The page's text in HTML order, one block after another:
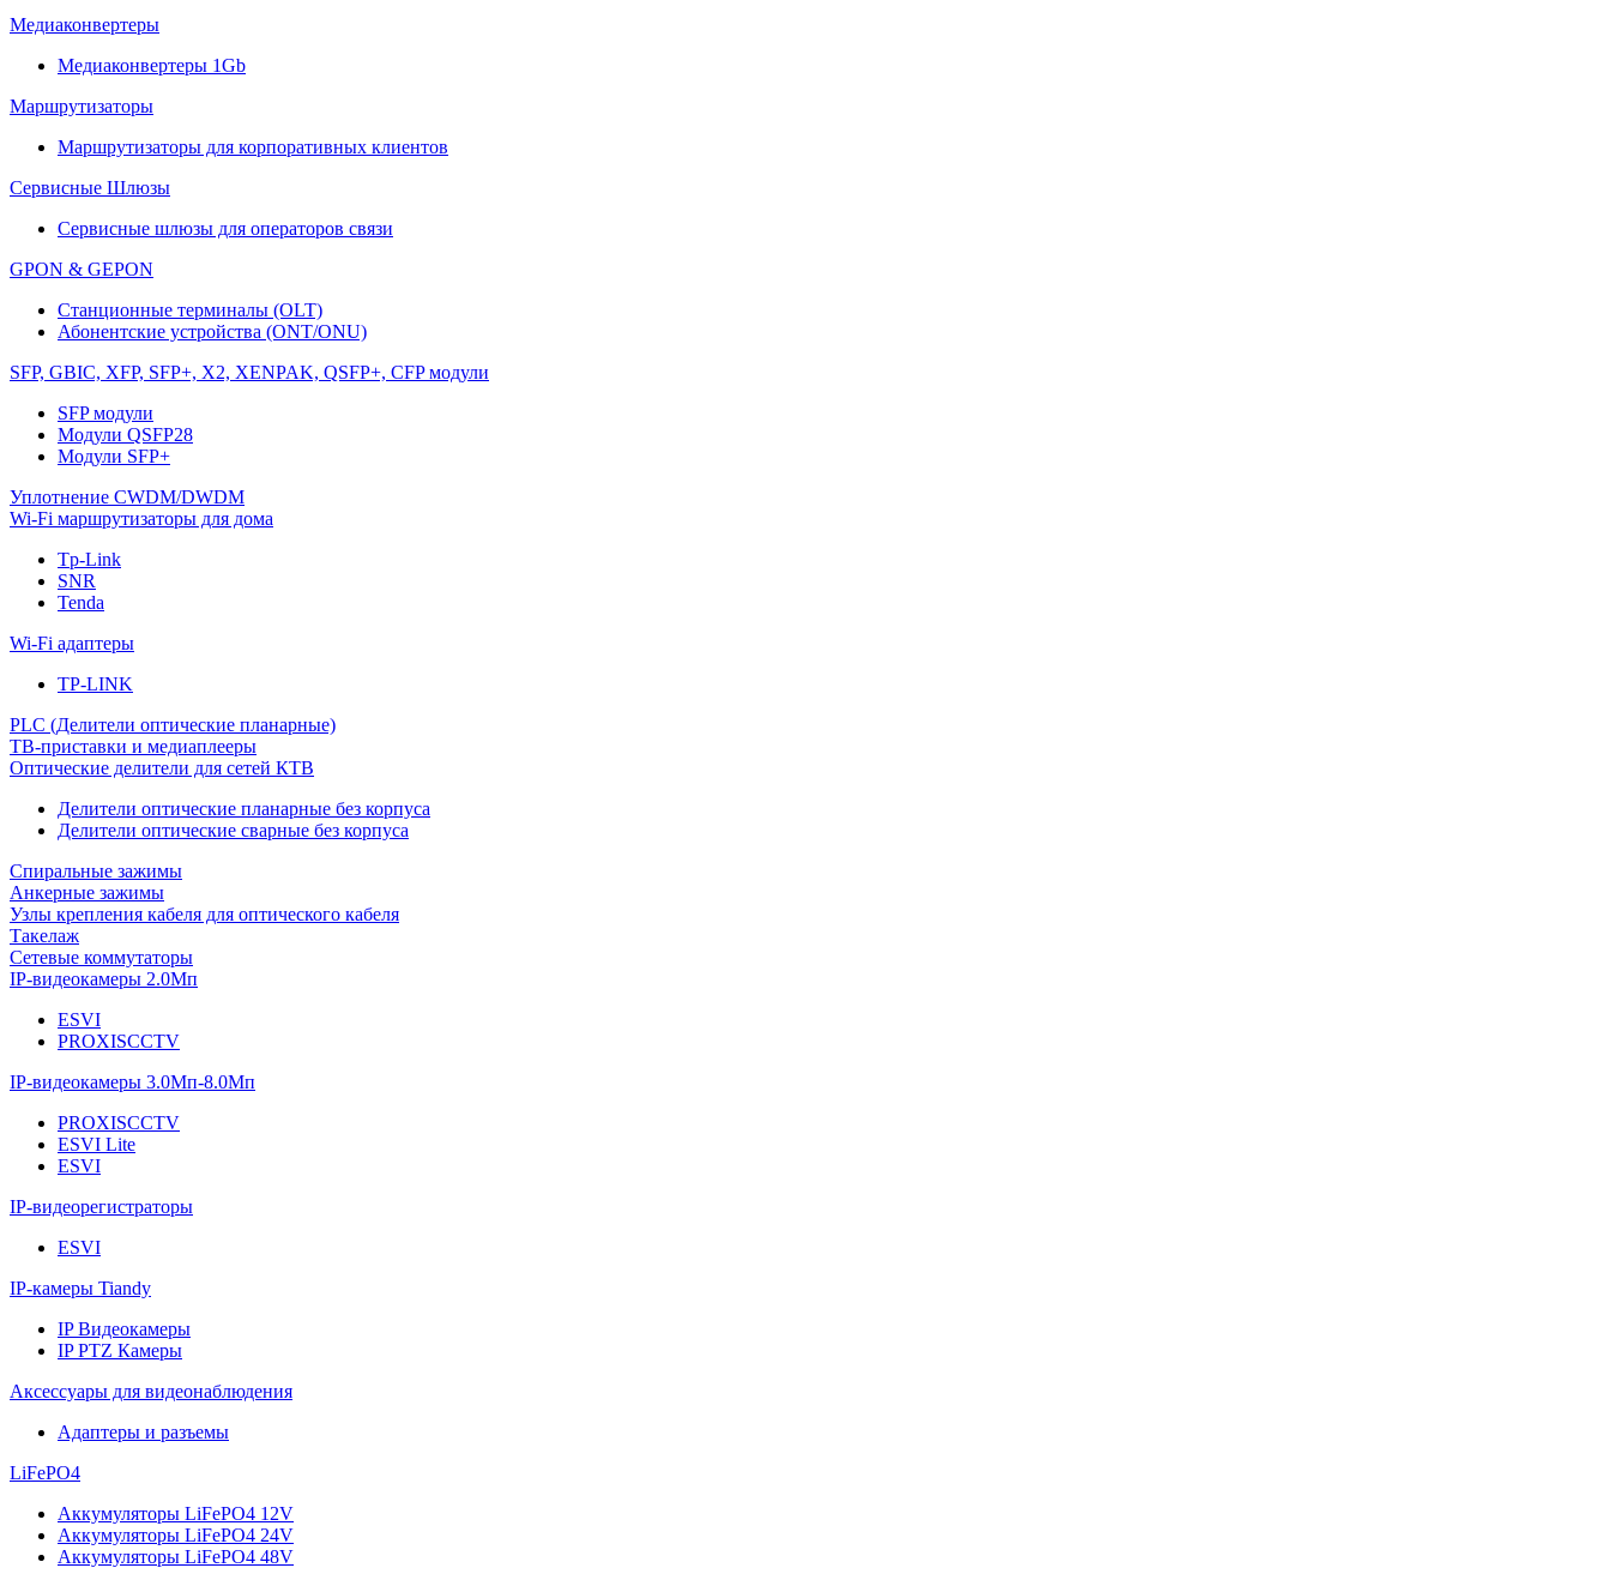
Медиаконвертеры
Медиаконвертеры 1Gb
Маршрутизаторы
Маршрутизаторы для корпоративных клиентов
Сервисные Шлюзы
Сервисные шлюзы для операторов связи
GPON & GEPON
Станционные терминалы (OLT)
Абонентские устройства (ONT/ONU)
SFP, GBIC, XFP, SFP+, X2, XENPAK, QSFP+, CFP модули
SFP модули
Модули QSFP28
Модули SFP+
Уплотнение CWDM/DWDM
Wi-Fi маршрутизаторы для дома
Tp-Link
SNR
Tenda
Wi-Fi адаптеры
TP-LINK
PLC (Делители оптические планарные)
ТВ-приставки и медиаплееры
Оптические делители для сетей КТВ
Делители оптические планарные без корпуса
Делители оптические сварные без корпуса
Спиральные зажимы
Анкерные зажимы
Узлы крепления кабеля для оптического кабеля
Такелаж
Сетевые коммутаторы
IP-видеокамеры 2.0Мп
ESVI
PROXISCCTV
IP-видеокамеры 3.0Мп-8.0Мп
PROXISCCTV
ESVI Lite
ESVI
IP-видеорегистраторы
ESVI
IP-камеры Tiandy
IP Видеокамеры
IP PTZ Камеры
Аксессуары для видеонаблюдения
Адаптеры и разъемы
LiFePO4
Аккумуляторы LiFePO4 12V
Аккумуляторы LiFePO4 24V
Аккумуляторы LiFePO4 48V